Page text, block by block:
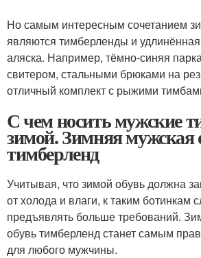
Но самым интересным сочетанием
являются тимберленды и удлинённая
аляска. Например, тёмно-синяя
свитером, стальными брюками на
отличный комплект с рыжими
С чем носить мужские
зимой. Зимняя мужская
тимберленд
Учитывая, что зимой обувь должна
от холода и влаги, к таким ботинкам
предъявлять больше требований.
обувь тимберленд станет самым
для любого мужчины.